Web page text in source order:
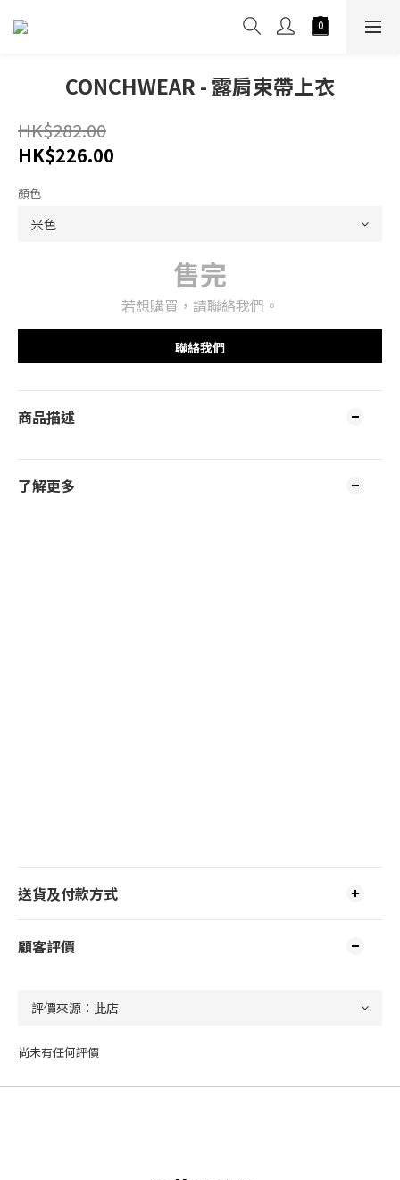
CONCHWEAR - 露肩束帶上衣
HK$282.00
HK$226.00
顏色
售完
若想購買，請聯絡我們。
聯絡我們
商品描述
了解更多
送貨及付款方式
顧客評價
尚未有任何評價